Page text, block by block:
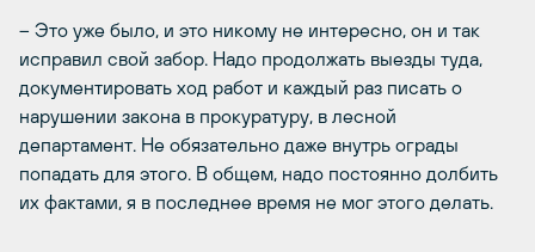
– Это уже было, и это никому не интересно, он и так
исправил свой забор. Надо продолжать выезды туда,
документировать ход работ и каждый раз писать о
нарушении закона в прокуратуру, в лесной
департамент. Не обязательно даже внутрь ограды
попадать для этого. В общем, надо постоянно долбить
их фактами, я в последнее время не мог этого делать.